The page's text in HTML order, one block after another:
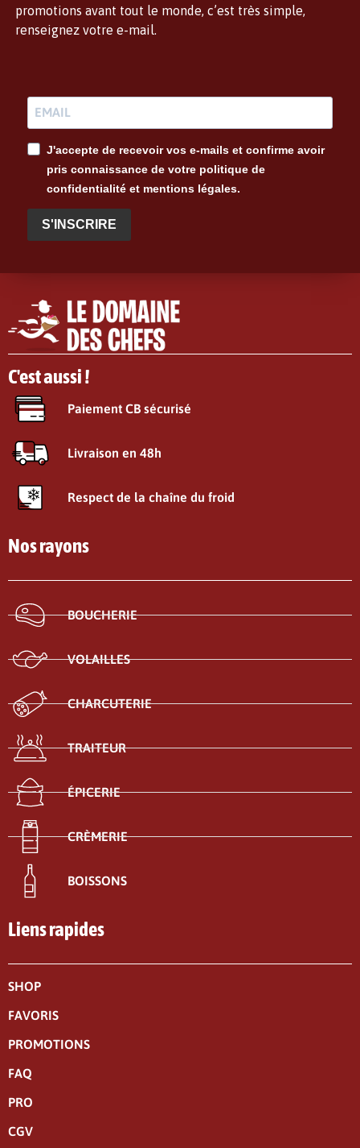
promotions avant tout le monde, c’est très simple,
renseignez votre e-mail.
J'accepte de recevoir vos e-mails et confirme avoir
pris connaissance de votre politique de
confidentialité et mentions légales.
S'INSCRIRE
C'est aussi !
Paiement CB sécurisé
Livraison en 48h
Respect de la chaîne du froid
Nos rayons
BOUCHERIE
VOLAILLES
CHARCUTERIE
TRAITEUR
ÉPICERIE
CRÈMERIE
BOISSONS
Liens rapides
SHOP
FAVORIS
PROMOTIONS
FAQ
PRO
CGV